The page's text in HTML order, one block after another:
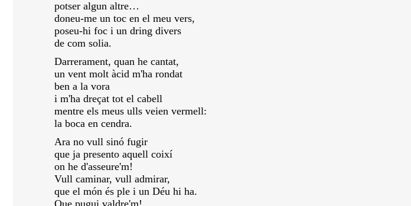
potser algun altre…
doneu-me un toc en el meu vers,
poseu-hi foc i un dring divers
de com solia.
Darrerament, quan he cantat,
un vent molt àcid m'ha rondat
ben a la vora
i m'ha dreçat tot el cabell
mentre els meus ulls veien vermell:
la boca en cendra.
Ara no vull sinó fugir
que ja presento aquell coixí
on he d'asseure'm!
Vull caminar, vull admirar,
que el món és ple i un Déu hi ha.
Que pugui valdre'm!